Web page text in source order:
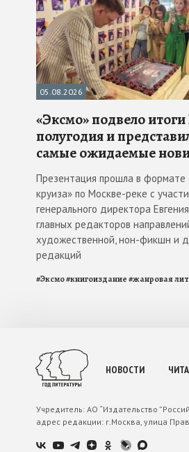
05.08.2026
«Эксмо» подвело
полугодия и
самые ожидаемые
Презентация прошла в формате
круиза» по Москве-реке с
генерального директора
главных редакторов
художественной, нон-фикшн и
редакций
#Эксмо#книгоиздание#жанровая
НОВОСТИ
Учредитель: АО “Издательство
адрес редакции: г.Москва, улица